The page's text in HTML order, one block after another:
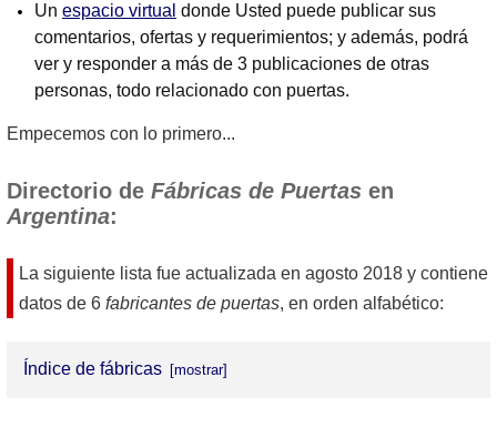
Un espacio virtual donde Usted puede publicar sus
comentarios, ofertas y requerimientos; y además, podrá
ver y responder a más de 3 publicaciones de otras
personas, todo relacionado con puertas.
Empecemos con lo primero...
Directorio de Fábricas de Puertas en
Argentina:
La siguiente lista fue actualizada en agosto 2018 y contiene
datos de 6 fabricantes de puertas, en orden alfabético:
Índice de fábricas